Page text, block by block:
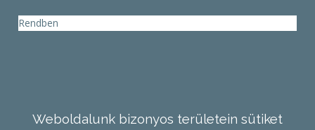
Rendben
Weboldalunk bizonyos területein sütiket